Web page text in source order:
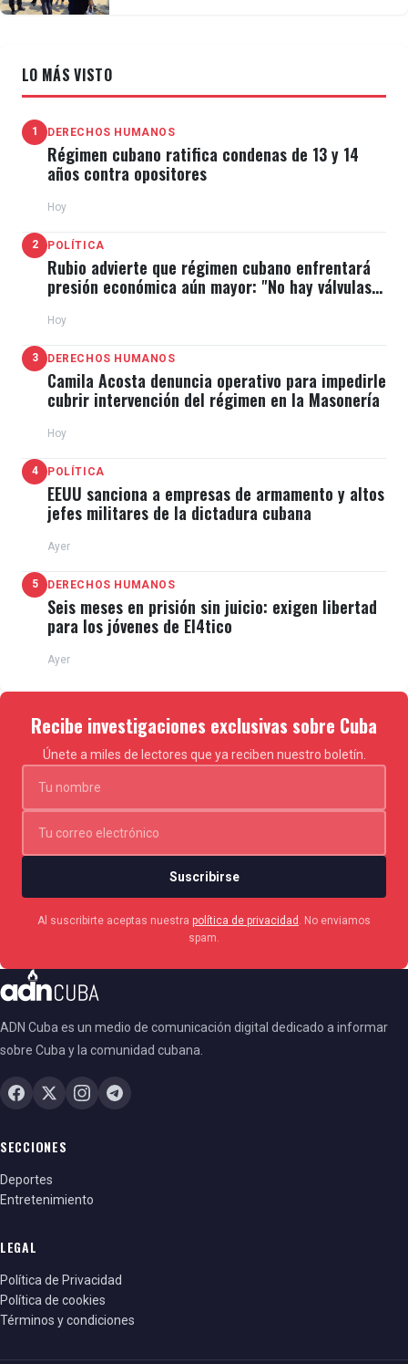
LO MÁS VISTO
1 DERECHOS HUMANOS
Régimen cubano ratifica condenas de 13 y 14
años contra opositores
Hoy
2 POLÍTICA
Rubio advierte que régimen cubano enfrentará
presión económica aún mayor: "No hay válvulas
Hoy
3 DERECHOS HUMANOS
Camila Acosta denuncia operativo para impedirle
cubrir intervención del régimen en la Masonería
Hoy
4 POLÍTICA
EEUU sanciona a empresas de armamento y altos
jefes militares de la dictadura cubana
Ayer
5 DERECHOS HUMANOS
Seis meses en prisión sin juicio: exigen libertad
para los jóvenes de El4tico
Ayer
Recibe investigaciones exclusivas sobre Cuba
Únete a miles de lectores que ya reciben nuestro boletín.
Suscribirse
Al suscribirte aceptas nuestra política de privacidad
. No enviamos
spam.
ADN Cuba es un medio de comunicación digital dedicado a informar
sobre Cuba y la comunidad cubana.
SECCIONES
Deportes
Entretenimiento
LEGAL
Política de Privacidad
Política de cookies
Términos y condiciones